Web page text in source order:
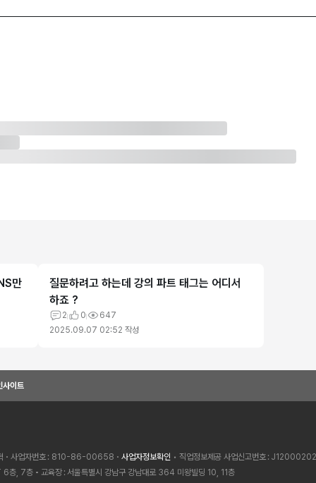
만
질문하려고 하는데 강의 파트 태그는 어디서
하죠 ?
2 0
647
2025.09.07 02:52 작성
사이트
사업자번호 810-86-00658 사업자정보확인 • 직업정보제공 사업신고번호
6층, 7층
교육장 서울특별시 강남구 강남대로 364 미왕빌딩 10, 11층